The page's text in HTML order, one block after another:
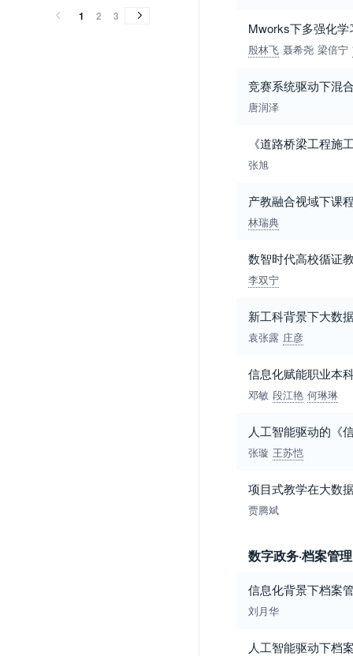
1 2 3
Mworks下多强化
殷林飞 聂希尧 梁倍宁
竞赛系统驱动下混
唐润泽
《道路桥梁工程施
张旭
产教融合视域下课
林瑞典
数智时代高校循证
李双宁
新工科背景下大数
袁张露 庄彦
信息化赋能职业本
邓敏 段江艳 何琳琳
人工智能驱动的《
张璇 王苏恺
项目式教学在大数
贾腾斌
数字政务·档案管理
信息化背景下档案
刘月华
人工智能驱动下档